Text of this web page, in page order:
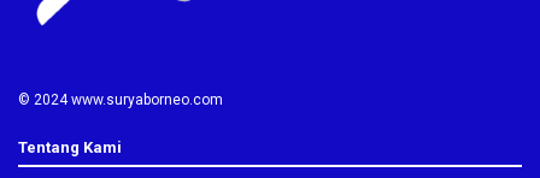
© 2024 www.suryaborneo.com
Tentang Kami